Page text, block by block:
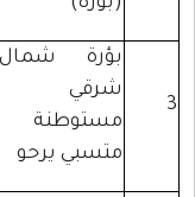
شمال
يرحو
ميتسبي
يريحو